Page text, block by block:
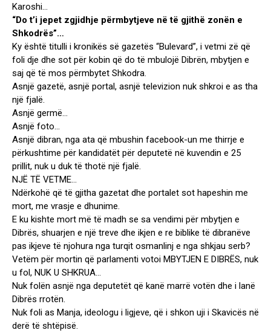
Karoshi…
“Do t’i jepet zgjidhje përmbytjeve në të gjithë zonën e
Shkodrës”…
Ky është titulli i kronikës së gazetës “Bulevard”, i vetmi zë që
foli dje dhe sot për kobin që do të mbulojë Dibrën, mbytjen e
saj që të mos përmbytet Shkodra.
Asnjë gazetë, asnjë portal, asnjë televizion nuk shkroi e as tha
një fjalë.
Asnjë germë…
Asnjë foto…
Asnjë dibran, nga ata që mbushin facebook-un me thirrje e
përkushtime për kandidatët për deputetë në kuvendin e 25
prillit, nuk u duk të thotë një fjalë.
NJË TË VETME…
Ndërkohë që të gjitha gazetat dhe portalet sot hapeshin me
mort, me vrasje e dhunime.
E ku kishte mort më të madh se sa vendimi për mbytjen e
Dibrës, shuarjen e një treve dhe ikjen e re biblike të dibranëve
pas ikjeve të njohura nga turqit osmanlinj e nga shkjau serb?
Vetëm për mortin që parlamenti votoi MBYTJEN E DIBRËS, nuk
u fol, NUK U SHKRUA…
Nuk folën asnjë nga deputetët që kanë marrë votën dhe i lanë
Dibrës rrotën.
Nuk foli as Manja, ideologu i ligjeve, që i shkon uji i Skavicës në
derë të shtëpisë.